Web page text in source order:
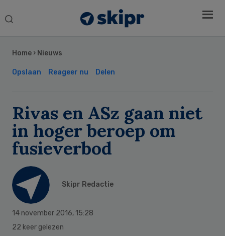
Search
Home › Nieuws
Opslaan Reageer nu Delen
Rivas en ASz gaan niet
in hoger beroep om
fusieverbod
Skipr Redactie
14 november 2016, 15:28
22 keer gelezen
Sidebar